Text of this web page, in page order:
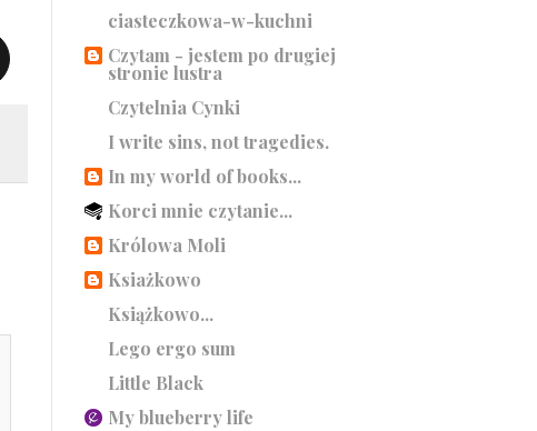
ciasteczkowa-w-kuchni
Czytam - jestem po drugiej
stronie lustra
Czytelnia Cynki
I write sins, not tragedies.
In my world of books...
Korci mnie czytanie...
Królowa Moli
Ksiażkowo
Książkowo...
Lego ergo sum
Little Black
My blueberry life